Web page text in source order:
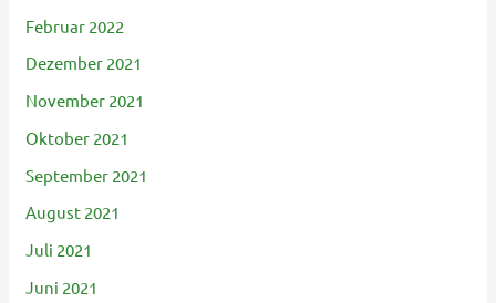
Februar 2022
Dezember 2021
November 2021
Oktober 2021
September 2021
August 2021
Juli 2021
Juni 2021